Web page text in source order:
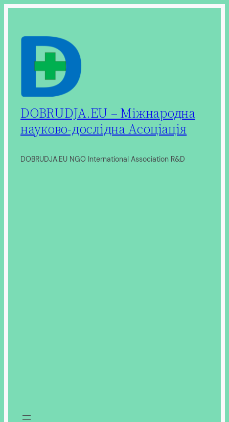
вмісту
DOBRUDJA.EU – Міжнародна
науково-дослідна Асоціація
DOBRUDJA.EU NGO International Association R&D